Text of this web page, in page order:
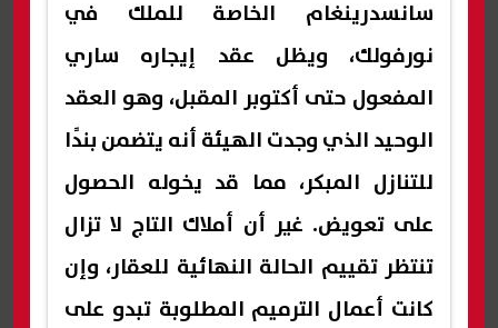
سانسدرينغام الخاصة للملك في
نورفولك، ويظل عقد إيجاره ساري
المفعول حتى أكتوبر المقبل، وهو العقد
الوحيد الذي وجدت الهيئة أنه يتضمن بندًا
للتنازل المبكر، مما قد يخوله الحصول
على تعويض. غير أن أملاك التاج لا تزال
تنتظر تقييم الحالة النهائية للعقار، وإن
كانت أعمال الترميم المطلوبة تبدو على